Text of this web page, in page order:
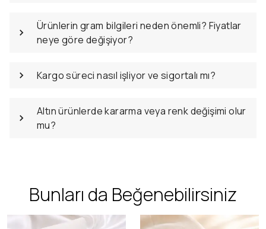
Ürünlerin gram bilgileri neden önemli? Fiyatlar
neye göre değişiyor?
Kargo süreci nasıl işliyor ve sigortalı mı?
Altın ürünlerde kararma veya renk değişimi olur
mu?
Bunları da Beğenebilirsiniz